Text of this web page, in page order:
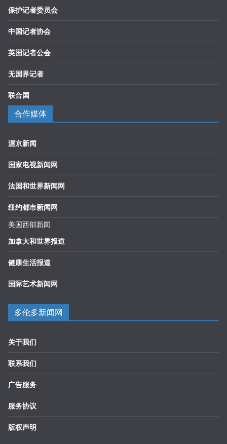
保护记者委员会
中国记者协会
英国记者公会
无国界记者
联合国
合作媒体
渥京新闻
国家电视新闻网
法国和世界新闻网
纽约都市新闻网
美国西部新闻
加拿大和世界报道
健康生活报道
国际艺术新闻网
多伦多新闻网
关于我们
联系我们
广告服务
服务协议
版权声明